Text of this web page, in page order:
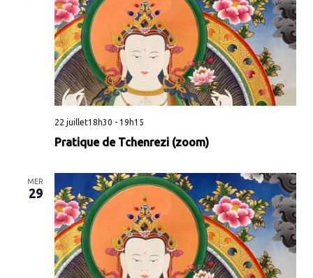
Pratique de Tchenrezi (zoom)
22 juillet18h30 - 19h15
MER
29